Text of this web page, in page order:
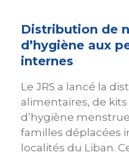
Distribution de
d’hygiène aux
internes
Le JRS a lancé la
alimentaires, de
d’hygiène
familles déplacées
localités du Liban.